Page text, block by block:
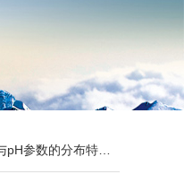
分布特征及变化规律